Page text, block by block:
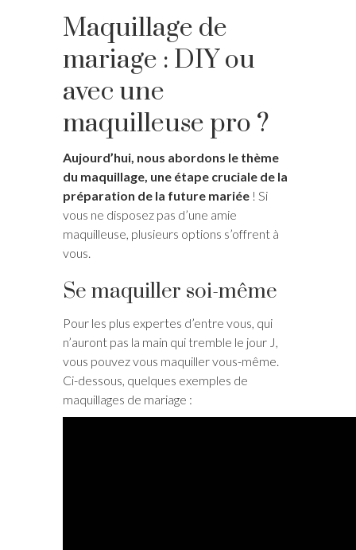
Maquillage de
mariage : DIY ou
avec une
maquilleuse pro ?
Aujourd’hui, nous abordons le thème
du maquillage, une étape cruciale de la
préparation de la future mariée ! Si
vous ne disposez pas d’une amie
maquilleuse, plusieurs options s’offrent à
vous.
Se maquiller soi-même
Pour les plus expertes d’entre vous, qui
n’auront pas la main qui tremble le jour J,
vous pouvez vous maquiller vous-même.
Ci-dessous, quelques exemples de
maquillages de mariage :